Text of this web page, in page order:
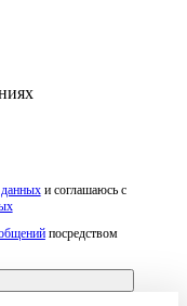
данныхи соглашаюсь с
посредством